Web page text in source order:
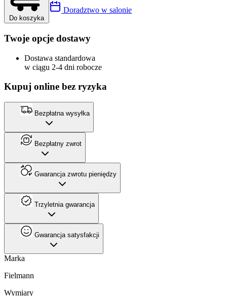
Do koszyka
Doradztwo w salonie
Twoje opcje dostawy
Dostawa standardowa
w ciągu 2-4 dni robocze
Kupuj online bez ryzyka
Bezpłatna wysyłka
Bezpłatny zwrot
Gwarancja zwrotu pieniędzy
Trzyletnia gwarancja
Gwarancja satysfakcji
Marka
Fielmann
Wymiary